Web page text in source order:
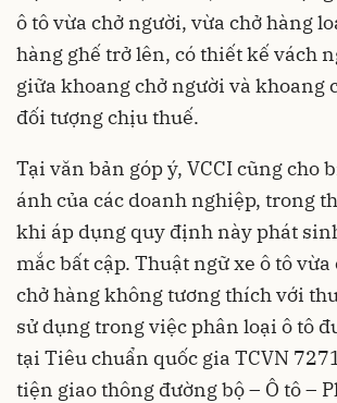
ô tô vừa chở người, vừa chở hàng
hàng ghế trở lên, có thiết kế vách
giữa khoang chở người và khoang
đối tượng chịu thuế.
Tại văn bản góp ý, VCCI cũng cho
ánh của các doanh nghiệp, trong
khi áp dụng quy định này phát
mắc bất cập. Thuật ngữ xe ô tô
chở hàng không tương thích với
sử dụng trong việc phân loại ô tô
tại Tiêu chuẩn quốc gia TCVN
tiện giao thông đường bộ – Ô tô –